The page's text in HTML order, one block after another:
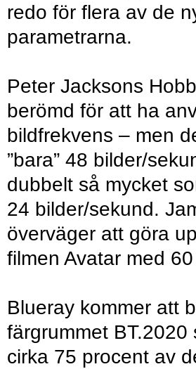
redo för flera av de
parametrarna.
Peter Jacksons
berömd för att ha
bildfrekvens – men
”bara” 48 bilder/
dubbelt så mycket
24 bilder/sekund.
överväger att göra
filmen Avatar med
Blueray kommer att
färgrummet BT.2020
cirka 75 procent av